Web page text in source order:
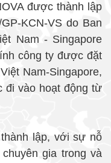
được thành lập
KCN-VS do Ban
Nam - Singapore
công ty được đặt
Nam-Singapore,
đi vào hoạt động từ
lập, với sự nỗ
gia trong và